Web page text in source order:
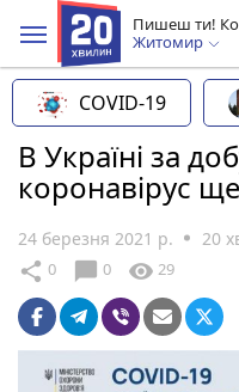
Пишеш ти!
Житомир
COVID-19
В Україні за
коронавірус
24 березня 2021 р. 20
share 0 chat_bubble 0 visibility 29